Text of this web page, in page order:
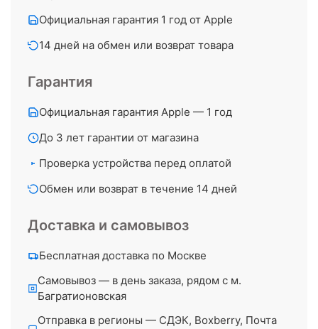
Официальная гарантия 1 год от Apple
14 дней на обмен или возврат товара
Гарантия
Официальная гарантия Apple — 1 год
До 3 лет гарантии от магазина
Проверка устройства перед оплатой
Обмен или возврат в течение 14 дней
Доставка и самовывоз
Бесплатная доставка по Москве
Самовывоз — в день заказа, рядом с м.
Багратионовская
Отправка в регионы — СДЭК, Boxberry, Почта